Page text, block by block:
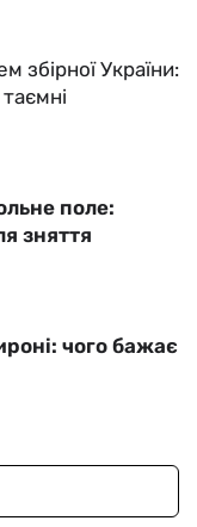
збірної України:
поле:
зняття
чого бажає